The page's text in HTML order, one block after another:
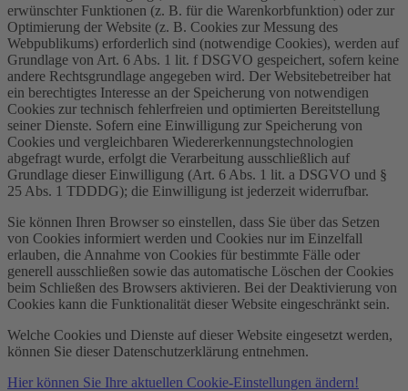
erwünschter Funktionen (z. B. für die Warenkorbfunktion) oder zur
Optimierung der Website (z. B. Cookies zur Messung des
Webpublikums) erforderlich sind (notwendige Cookies), werden auf
Grundlage von Art. 6 Abs. 1 lit. f DSGVO gespeichert, sofern keine
andere Rechtsgrundlage angegeben wird. Der Websitebetreiber hat
ein berechtigtes Interesse an der Speicherung von notwendigen
Cookies zur technisch fehlerfreien und optimierten Bereitstellung
seiner Dienste. Sofern eine Einwilligung zur Speicherung von
Cookies und vergleichbaren Wiedererkennungstechnologien
abgefragt wurde, erfolgt die Verarbeitung ausschließlich auf
Grundlage dieser Einwilligung (Art. 6 Abs. 1 lit. a DSGVO und §
25 Abs. 1 TDDDG); die Einwilligung ist jederzeit widerrufbar.
Sie können Ihren Browser so einstellen, dass Sie über das Setzen
von Cookies informiert werden und Cookies nur im Einzelfall
erlauben, die Annahme von Cookies für bestimmte Fälle oder
generell ausschließen sowie das automatische Löschen der Cookies
beim Schließen des Browsers aktivieren. Bei der Deaktivierung von
Cookies kann die Funktionalität dieser Website eingeschränkt sein.
Welche Cookies und Dienste auf dieser Website eingesetzt werden,
können Sie dieser Datenschutzerklärung entnehmen.
Hier können Sie Ihre aktuellen Cookie-Einstellungen ändern!